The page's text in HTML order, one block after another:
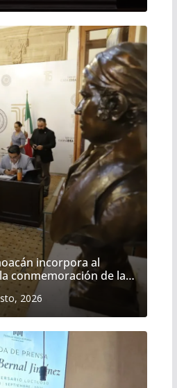
incorpora al
conmemoración de la
Cóporo
2026